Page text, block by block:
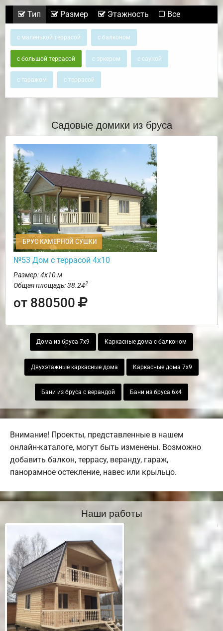
Тип Размер Этажность Все
с маленькой террасой с балконом
с большой террасой с эркером с сауной
с гаражом с террасой
Садовые домики из бруса
БРУС КАМЕРНОЙ СУШКИ
№53 Дом с террасой 4х10
Размер: 4х10 м
Общая площадь: 38.242
от 880500
Дома из бруса 7х9 Каркасные дома с балконом
Двухэтажные каркасные дома Каркасные дома 7х9
Бани из бруса с верандой Бани из бруса 6х4
Внимание! Проекты, представленные в нашем
онлайн-каталоге, могут быть изменены. Возможно
добавить балкон, террасу, веранду, гараж,
панорамное остекление, навес или крыльцо.
Наши работы